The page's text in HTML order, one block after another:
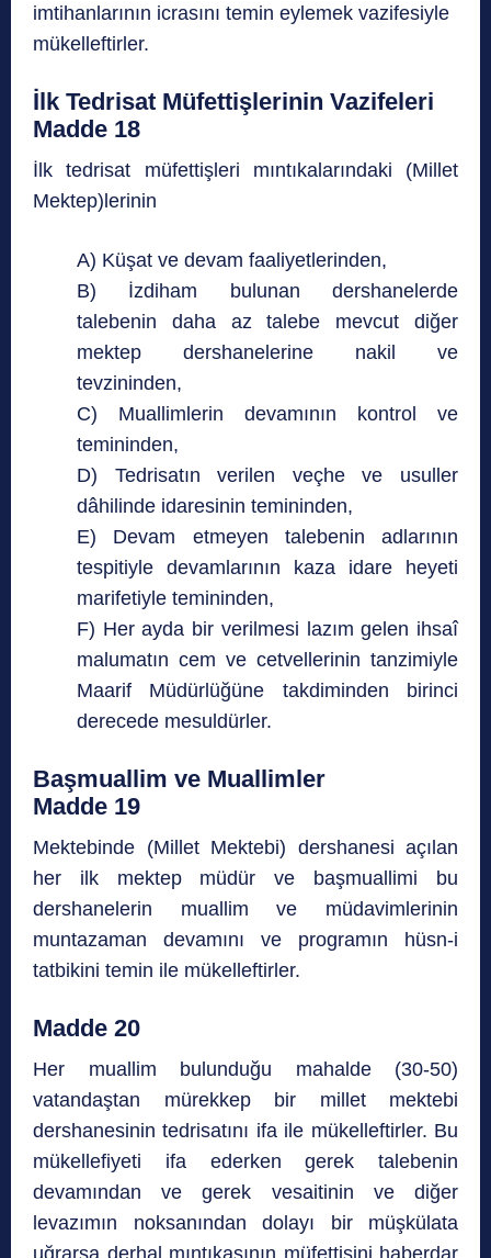
imtihanlarının icrasını temin eylemek vazifesiyle
mükelleftirler.
İlk Tedrisat Müfettişlerinin Vazifeleri
Madde 18
İlk tedrisat müfettişleri mıntıkalarındaki (Millet
Mektep)lerinin
A) Küşat ve devam faaliyetlerinden,
B) İzdiham bulunan dershanelerde
talebenin daha az talebe mevcut diğer
mektep dershanelerine nakil ve
tevzininden,
C) Muallimlerin devamının kontrol ve
temininden,
D) Tedrisatın verilen veçhe ve usuller
dâhilinde idaresinin temininden,
E) Devam etmeyen talebenin adlarının
tespitiyle devamlarının kaza idare heyeti
marifetiyle temininden,
F) Her ayda bir verilmesi lazım gelen ihsaî
malumatın cem ve cetvellerinin tanzimiyle
Maarif Müdürlüğüne takdiminden birinci
derecede mesuldürler.
Başmuallim ve Muallimler
Madde 19
Mektebinde (Millet Mektebi) dershanesi açılan
her ilk mektep müdür ve başmuallimi bu
dershanelerin muallim ve müdavimlerinin
muntazaman devamını ve programın hüsn-i
tatbikini temin ile mükelleftirler.
Madde 20
Her muallim bulunduğu mahalde (30-50)
vatandaştan mürekkep bir millet mektebi
dershanesinin tedrisatını ifa ile mükelleftirler. Bu
mükellefiyeti ifa ederken gerek talebenin
devamından ve gerek vesaitinin ve diğer
levazımın noksanından dolayı bir müşkülata
uğrarsa derhal mıntıkasının müfettişini haberdar